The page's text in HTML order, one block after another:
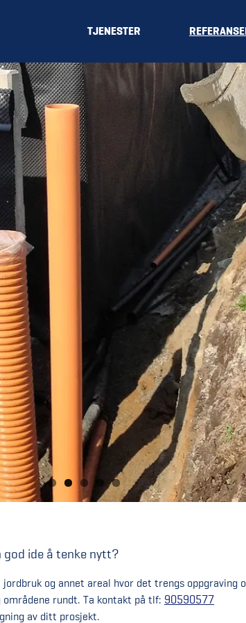
TJENESTER
god ide å tenke nytt?
og annet areal hvor det trengs oppgraving
områdene rundt. Ta kontakt på tlf: 90590577
av ditt prosjekt.